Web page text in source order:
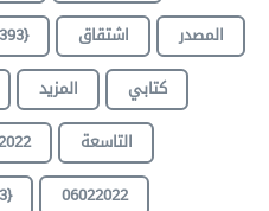
اشتقاق
المصدر
المزيد
كتابي
التاسعة
06022022